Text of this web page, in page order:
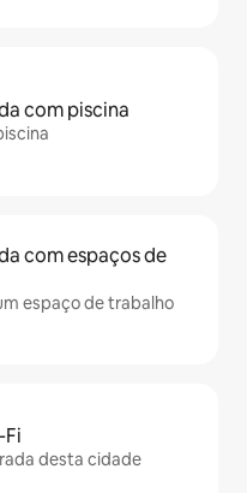
com piscina
com espaços de
espaço de trabalho
desta cidade